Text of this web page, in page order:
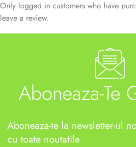
Only logged in customers who have
leave a review.
Aboneaza-Te
Aboneaza-te la newsletter-ul
cu toate noutatile